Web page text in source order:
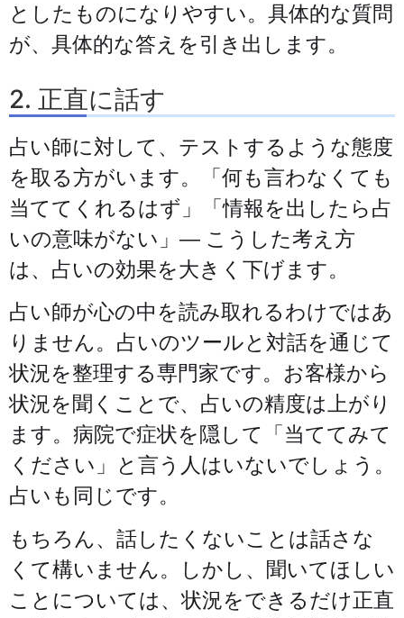
としたものになりやすい。具体的な質問
が、具体的な答えを引き出します。
2. 正直に話す
占い師に対して、テストするような態度
を取る方がいます。「何も言わなくても
当ててくれるはず」「情報を出したら占
いの意味がない」— こうした考え方
は、占いの効果を大きく下げます。
占い師が心の中を読み取れるわけではあ
りません。占いのツールと対話を通じて
状況を整理する専門家です。お客様から
状況を聞くことで、占いの精度は上がり
ます。病院で症状を隠して「当ててみて
ください」と言う人はいないでしょう。
占いも同じです。
もちろん、話したくないことは話さな
くて構いません。しかし、聞いてほしい
ことについては、状況をできるだけ正直